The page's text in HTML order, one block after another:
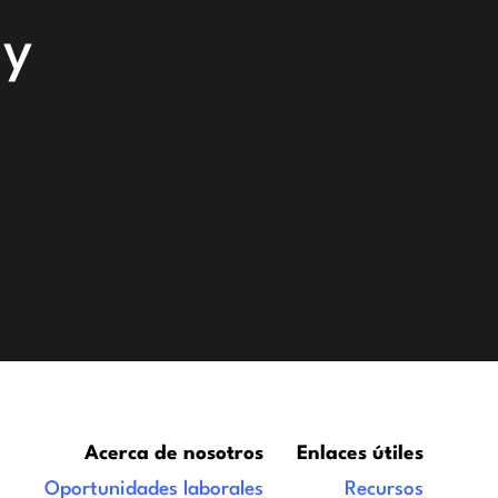
Acerca de nosotros
Oportunidades laborales
Enlaces útiles
Recursos